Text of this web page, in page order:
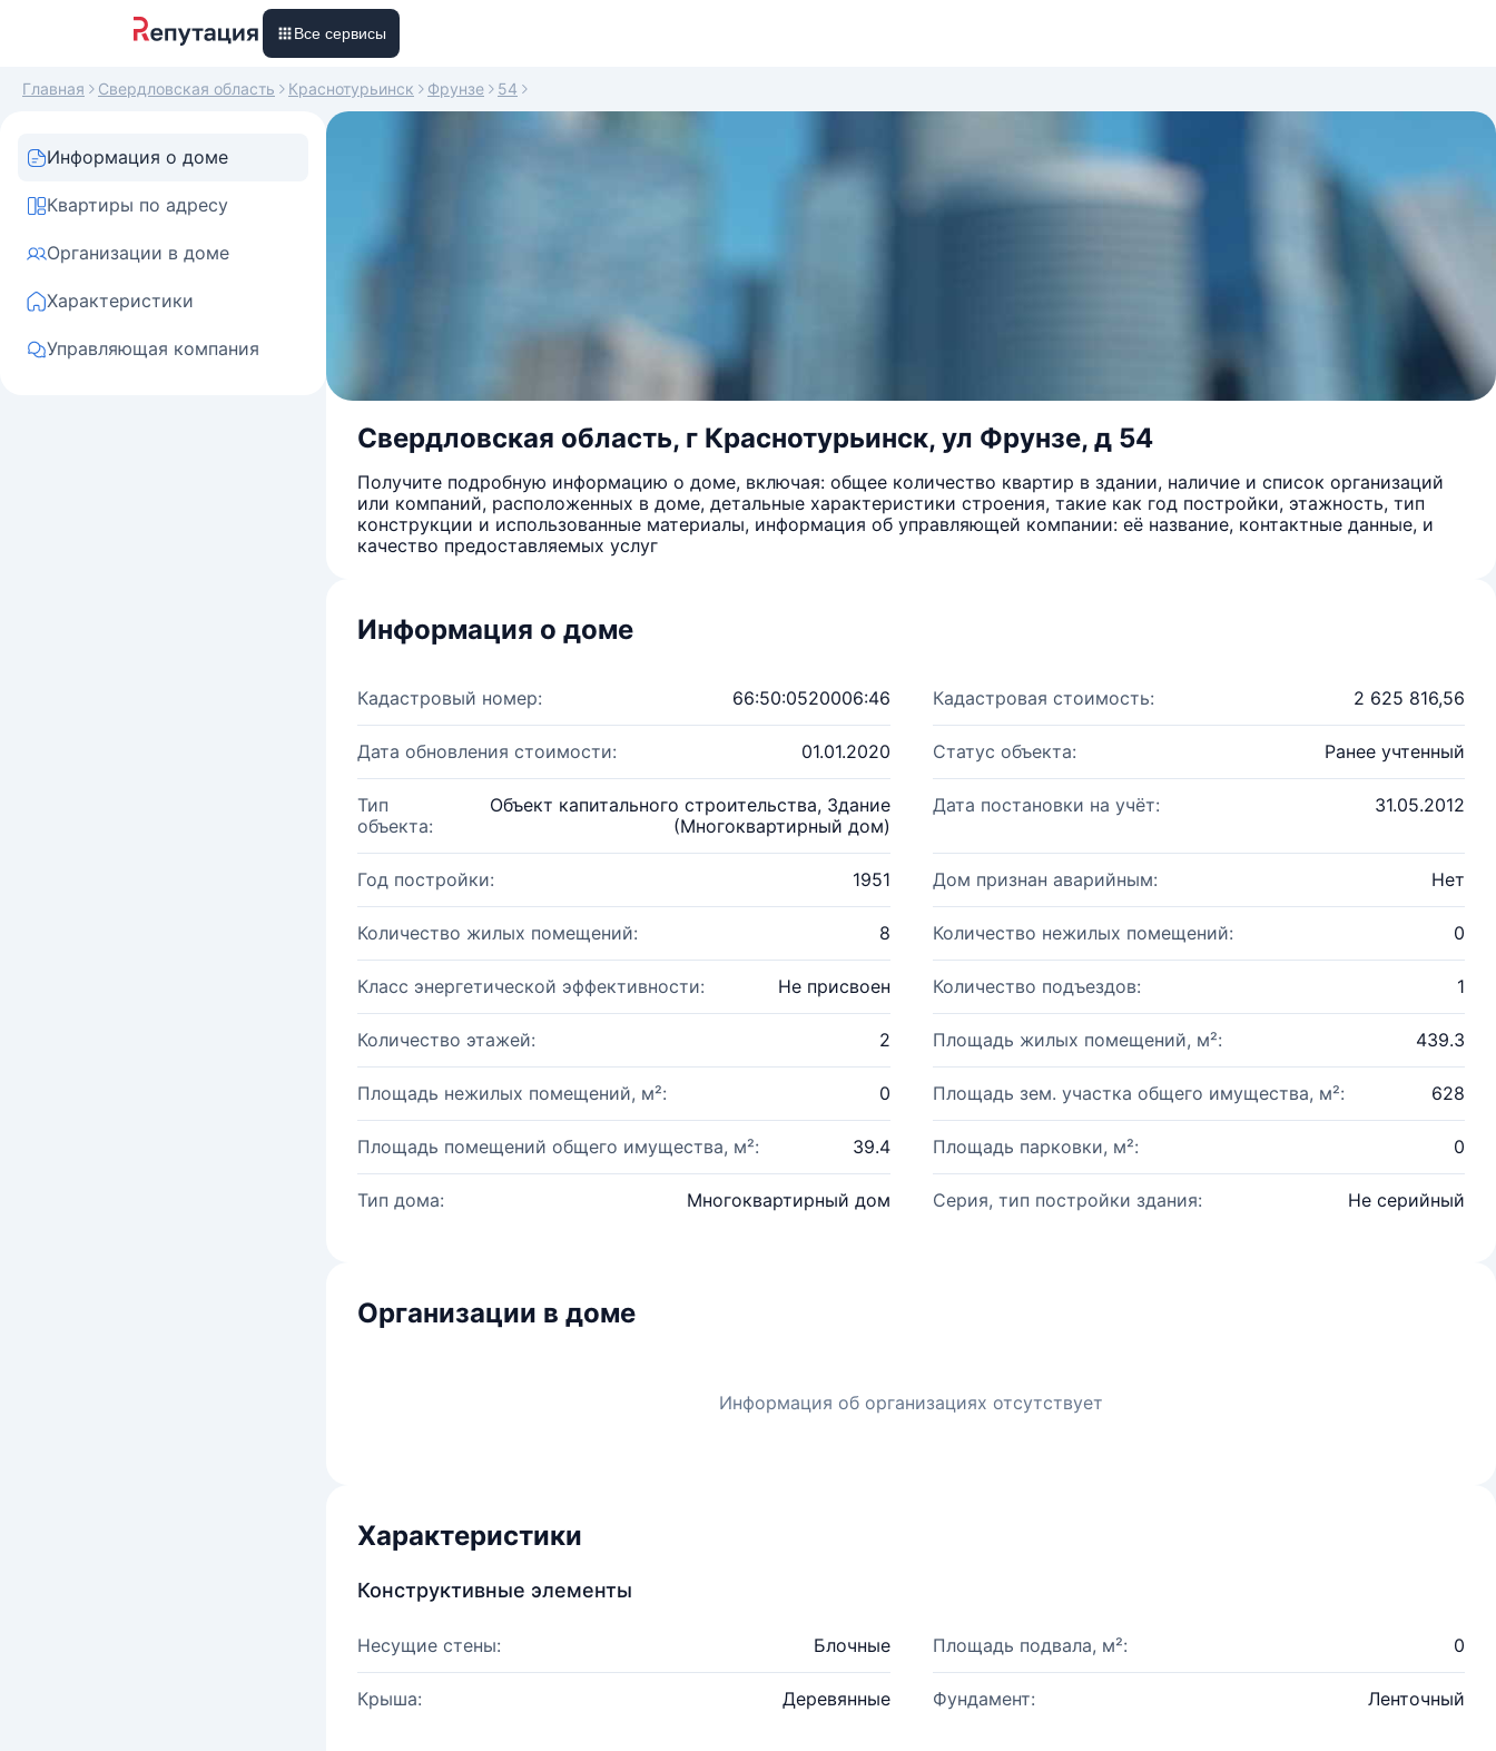
Все сервисы
Главная Свердловская область Краснотурьинск Фрунзе 54
Информация о доме
Квартиры по адресу
Организации в доме
Характеристики
Управляющая компания
Свердловская область, г Краснотурьинск, ул Фрунзе, д 54
Получите подробную информацию о доме, включая: общее количество квартир в здании, наличие и список организаций
или компаний, расположенных в доме, детальные характеристики строения, такие как год постройки, этажность, тип
конструкции и использованные материалы, информация об управляющей компании: её название, контактные данные, и
качество предоставляемых услуг
Информация о доме
Кадастровый номер: 66:50:0520006:46 Кадастровая стоимость: 2 625 816,56
Дата обновления стоимости: 01.01.2020 Статус объекта: Ранее учтенный
Тип
объекта:
Объект капитального строительства, Здание
(Многоквартирный дом)
Дата постановки на учёт: 31.05.2012
Год постройки: 1951 Дом признан аварийным: Нет
Количество жилых помещений: 8 Количество нежилых помещений: 0
Класс энергетической эффективности: Не присвоен Количество подъездов: 1
Количество этажей: 2 Площадь жилых помещений, м²: 439.3
Площадь нежилых помещений, м²: 0 Площадь зем. участка общего имущества, м²: 628
Площадь помещений общего имущества, м²: 39.4 Площадь парковки, м²: 0
Тип дома: Многоквартирный дом Серия, тип постройки здания: Не серийный
Организации в доме
Информация об организациях отсутствует
Характеристики
Конструктивные элементы
Несущие стены: Блочные Площадь подвала, м²: 0
Крыша: Деревянные Фундамент: Ленточный